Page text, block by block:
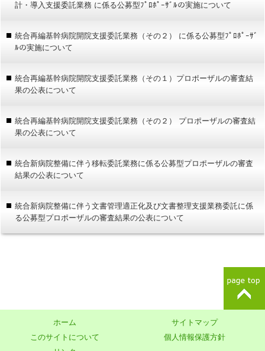
計・導入支援委託業務 に係る公募型ﾌﾟﾛﾎﾟｰｻﾞﾙの実施について
統合再編基幹病院開院支援委託業務（その２） に係る公募型ﾌﾟﾛﾎﾟｰｻﾞ
ﾙの実施について
統合再編基幹病院開院支援委託業務（その１）プロポーザルの審査結
果の公表について
統合再編基幹病院開院支援委託業務（その２） プロポーザルの審査結
果の公表について
統合新病院整備に伴う移転委託業務に係る公募型プロポーザルの審査
結果の公表について
統合新病院整備に伴う文書管理適正化及び文書整理支援業務委託に係
る公募型プロポーザルの審査結果の公表について
ホーム
サイトマップ
このサイトについて
個人情報保護方針